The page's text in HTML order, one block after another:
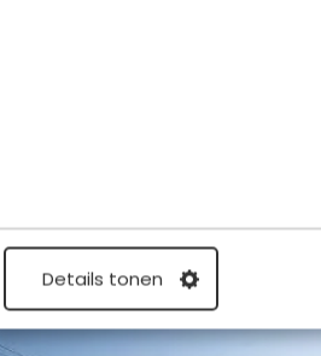
Details tonen
Nationale Park vind je nog meer
want daar kun je naar
wilde dieren spotten. Het is leuk om
te vinden.